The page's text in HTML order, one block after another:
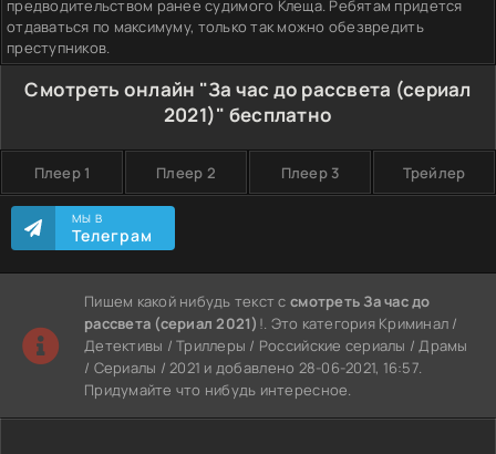
предводительством ранее судимого Клеща. Ребятам придется
отдаваться по максимуму, только так можно обезвредить
преступников.
Смотреть онлайн "За час до рассвета (сериал
2021)" бесплатно
Плеер 1 Плеер 2 Плеер 3 Трейлер
МЫ В
Телеграм
Пишем какой нибудь текст ссмотреть За час до
рассвета (сериал 2021) !. Это категория Криминал /
Детективы / Триллеры / Российские сериалы / Драмы
/ Сериалы / 2021 и добавлено 28-06-2021, 16:57.
Придумайте что нибудь интересное.